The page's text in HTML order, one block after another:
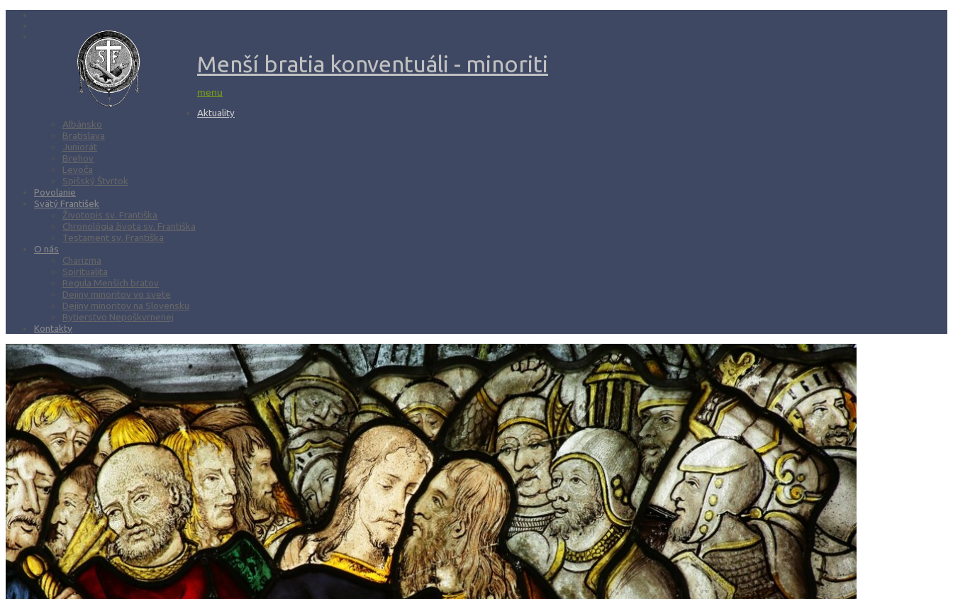
Menší bratia konventuáli - minoriti
menu
Aktuality
Albánsko
Bratislava
Juniorát
Brehov
Levoča
Spišský Štvrtok
Povolanie
Svätý František
Životopis sv. Františka
Chronológia života sv. Františka
Testament sv. Františka
O nás
Charizma
Spiritualita
Regula Menších bratov
Dejiny minoritov vo svete
Dejiny minoritov na Slovensku
Rytierstvo Nepoškvrnenej
Kontakty